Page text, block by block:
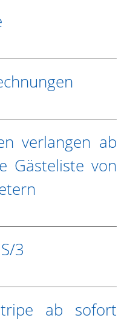
verlangen ab
Gästeliste von
3
ab sofort